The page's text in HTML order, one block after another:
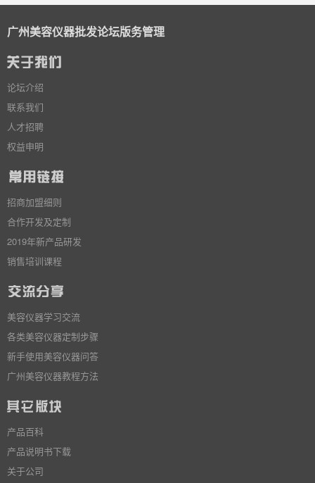
广州美容仪器批发论坛版务管理
论坛介绍
联系我们
人才招聘
权益申明
招商加盟细则
合作开发及定制
2019年新产品研发
销售培训课程
美容仪器学习交流
各类美容仪器定制步骤
新手使用美容仪器问答
广州美容仪器教程方法
产品百科
产品说明书下载
关于公司